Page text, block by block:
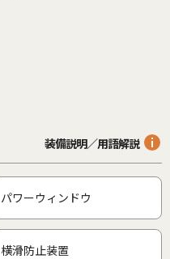
装備説明／用語解説
パワーウィンドウ
横滑防止装置